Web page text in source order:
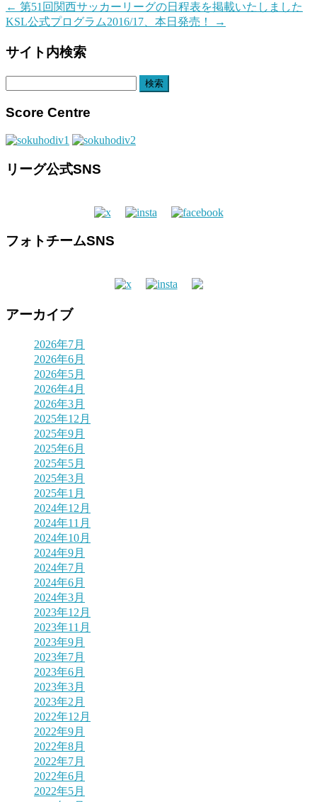
← 第51回関西サッカーリーグの日程表を掲載いたしました
KSL公式プログラム2016/17、本日発売！
→
サイト内検索
Score Centre
リーグ公式SNS
フォトチームSNS
アーカイブ
2026年7月
2026年6月
2026年5月
2026年4月
2026年3月
2025年12月
2025年9月
2025年6月
2025年5月
2025年3月
2025年1月
2024年12月
2024年11月
2024年10月
2024年9月
2024年7月
2024年6月
2024年3月
2023年12月
2023年11月
2023年9月
2023年7月
2023年6月
2023年3月
2023年2月
2022年12月
2022年9月
2022年8月
2022年7月
2022年6月
2022年5月